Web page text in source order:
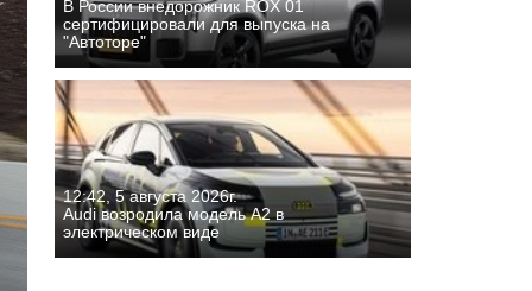
В России внедорожник ROX 01
сертифицировали для выпуска на
"Автоторе"
12:42, 5 августа 2026г.
Audi возродила модель A2 в
электрическом виде